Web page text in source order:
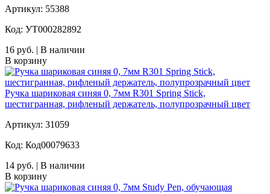
Артикул: 55388
Код: УТ000282892
16 руб. | В наличии
В корзину
Ручка шариковая синяя 0, 7мм R301 Spring Stick,
шестигранная, рифленый держатель, полупрозрачный цвет
Артикул: 31059
Код: Код00079633
14 руб. | В наличии
В корзину